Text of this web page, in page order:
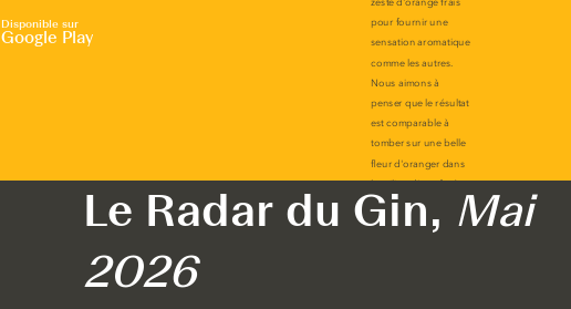
Disponible sur
Google Play
Le Radar du Gin, Mai
2026